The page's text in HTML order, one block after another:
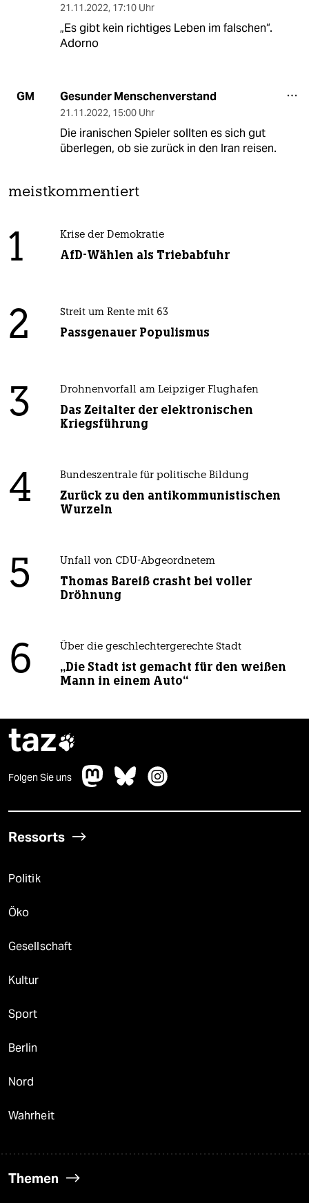
21.11.2022, 17:10 Uhr
„Es gibt kein richtiges Leben im falschen“.
Adorno
GM Gesunder Menschenverstand
21.11.2022, 15:00 Uhr
Die iranischen Spieler sollten es sich gut
überlegen, ob sie zurück in den Iran reisen.
meistkommentiert
1 Krise der Demokratie
AfD-Wählen als Triebabfuhr
2 Streit um Rente mit 63
Passgenauer Populismus
3 Drohnenvorfall am Leipziger Flughafen
Das Zeitalter der elektronischen
Kriegsführung
4 Bundeszentrale für politische Bildung
Zurück zu den antikommunistischen
Wurzeln
5 Unfall von CDU-Abgeordnetem
Thomas Bareiß crasht bei voller
Dröhnung
6 Über die geschlechtergerechte Stadt
„Die Stadt ist gemacht für den weißen
Mann in einem Auto“
taz
Folgen Sie uns
Ressorts
Politik
Öko
Gesellschaft
Kultur
Sport
Berlin
Nord
Wahrheit
Themen